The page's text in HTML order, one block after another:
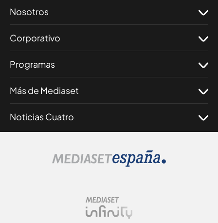
Nosotros
Corporativo
Programas
Más de Mediaset
Noticias Cuatro